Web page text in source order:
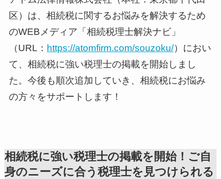
区）は、相続税に関するお悩みを解決するため
のWEBメディア「相続税理士解決ナビ」
（URL： https://atomfirm.com/souzoku/）におい
て、相続税に強い税理士の掲載を開始しまし
た。今後も順次追加していき、相続税にお悩み
の方々をサポートします！
相続税に強い税理士の掲載を開始！ご自
身のニーズに合う税理士を見つけられる